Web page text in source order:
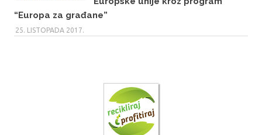
“Europa za građane”
25. LISTOPADA 2017.